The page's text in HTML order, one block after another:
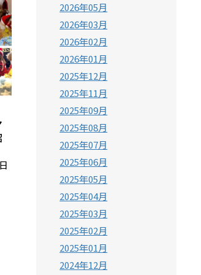
2026年05月
2026年03月
2026年02月
2026年01月
2025年12月
2025年11月
2025年09月
2025年08月
2025年07月
2025年06月
2025年05月
2025年04月
2025年03月
2025年02月
2025年01月
2024年12月